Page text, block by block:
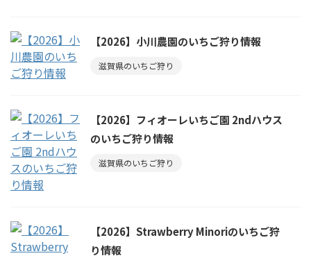
【2026】小川農園のいちご狩り情報
滋賀県のいちご狩り
【2026】フィオーレいちご園 2ndハウス
のいちご狩り情報
滋賀県のいちご狩り
【2026】Strawberry Minoriのいちご狩
り情報